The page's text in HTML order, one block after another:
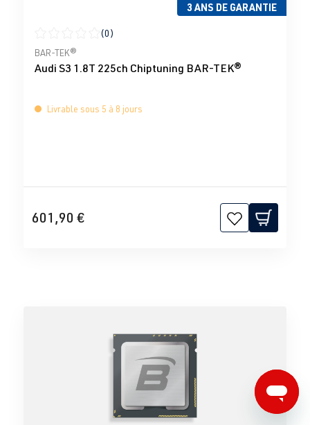
3 ANS DE GARANTIE
Note moyenne de 0 sur 5 étoiles
(0)
BAR-TEK®
Audi S3 1.8T 225ch Chiptuning BAR-TEK®
Livrable sous 5 à 8 jours
601,90 €